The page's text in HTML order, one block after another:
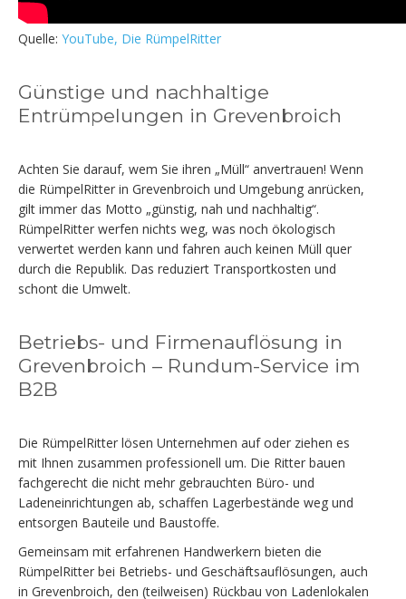
Quelle: YouTube, Die RümpelRitter
Günstige und nachhaltige
Entrümpelungen in Grevenbroich
Achten Sie darauf, wem Sie ihren „Müll“ anvertrauen! Wenn
die RümpelRitter in Grevenbroich und Umgebung anrücken,
gilt immer das Motto „günstig, nah und nachhaltig“.
RümpelRitter werfen nichts weg, was noch ökologisch
verwertet werden kann und fahren auch keinen Müll quer
durch die Republik. Das reduziert Transportkosten und
schont die Umwelt.
Betriebs- und Firmenauflösung in
Grevenbroich – Rundum-Service im
B2B
Die RümpelRitter lösen Unternehmen auf oder ziehen es
mit Ihnen zusammen professionell um. Die Ritter bauen
fachgerecht die nicht mehr gebrauchten Büro- und
Ladeneinrichtungen ab, schaffen Lagerbestände weg und
entsorgen Bauteile und Baustoffe.
Gemeinsam mit erfahrenen Handwerkern bieten die
RümpelRitter bei Betriebs- und Geschäftsauflösungen, auch
in Grevenbroich, den (teilweisen) Rückbau von Ladenlokalen